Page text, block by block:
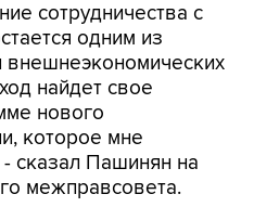
сотрудничества с
одним из
внешнеэкономических
найдет свое
нового
которое мне
сказал Пашинян на
межправсовета.